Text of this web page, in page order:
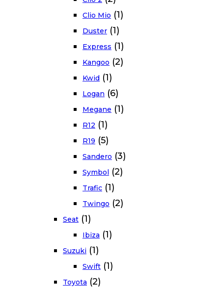
Clio Mio (1)
Duster (1)
Express (1)
Kangoo (2)
Kwid (1)
Logan (6)
Megane (1)
R12 (1)
R19 (5)
Sandero (3)
Symbol (2)
Trafic (1)
Twingo (2)
Seat (1)
Ibiza (1)
Suzuki (1)
Swift (1)
Toyota (2)